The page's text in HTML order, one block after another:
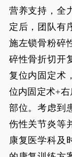
营养支持，全
定后，团队有
施左锁骨粉碎
碎性骨折切开
复位内固定术
位内固定术+
部位。考虑到
伤性关节炎等
康复医学科及